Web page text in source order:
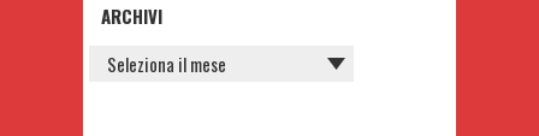
ARCHIVI